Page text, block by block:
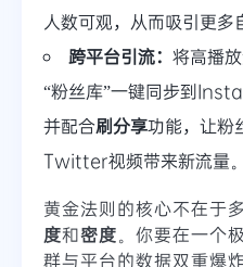
人数可观，从而吸引更多
跨平台引流： 将高播
“粉丝库”一键同步到
并配合刷分享功能，让粉
Twitter视频带来新流量。
黄金法则的核心不在于
度和密度。你要在一个
群与平台的数据双重爆